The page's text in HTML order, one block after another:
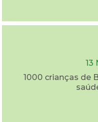
13
1000 crianças de